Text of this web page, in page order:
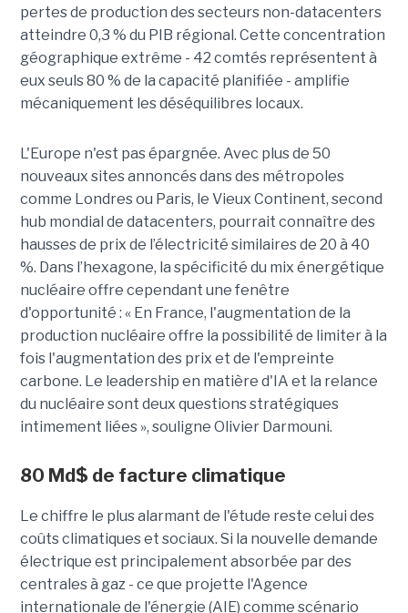
pertes de production des secteurs non-datacenters
atteindre 0,3 % du PIB régional. Cette concentration
géographique extrême - 42 comtés représentent à
eux seuls 80 % de la capacité planifiée - amplifie
mécaniquement les déséquilibres locaux.
L'Europe n'est pas épargnée. Avec plus de 50
nouveaux sites annoncés dans des métropoles
comme Londres ou Paris, le Vieux Continent, second
hub mondial de datacenters, pourrait connaître des
hausses de prix de l’électricité similaires de 20 à 40
%. Dans l’hexagone, la spécificité du mix énergétique
nucléaire offre cependant une fenêtre
d'opportunité : « En France, l'augmentation de la
production nucléaire offre la possibilité de limiter à la
fois l'augmentation des prix et de l'empreinte
carbone. Le leadership en matière d'IA et la relance
du nucléaire sont deux questions stratégiques
intimement liées », souligne Olivier Darmouni.
80 Md$ de facture climatique
Le chiffre le plus alarmant de l'étude reste celui des
coûts climatiques et sociaux. Si la nouvelle demande
électrique est principalement absorbée par des
centrales à gaz - ce que projette l'Agence
internationale de l'énergie (AIE) comme scénario